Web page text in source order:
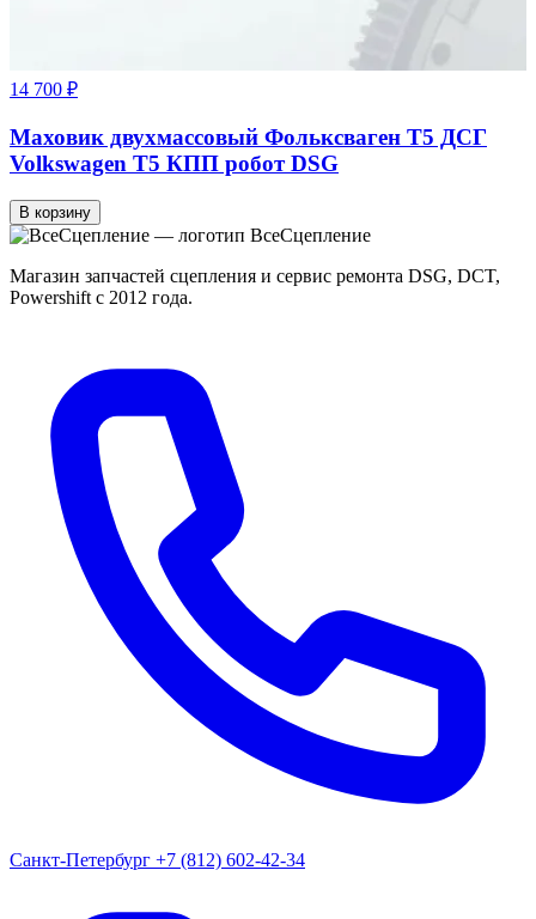
14 700 ₽
Маховик двухмассовый Фольксваген Т5 ДСГ
Volkswagen T5 КПП робот DSG
В корзину
ВсеСцепление
Магазин запчастей сцепления и сервис ремонта DSG, DCT,
Powershift с 2012 года.
Санкт-Петербург +7 (812) 602-42-34